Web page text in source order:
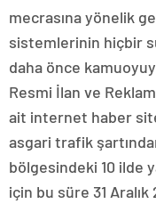
mecrasına yönelik
sistemlerinin hiçbir
daha önce
Resmi İlan ve
ait internet haber
asgari trafik
bölgesindeki 10 ilde
için bu süre 31